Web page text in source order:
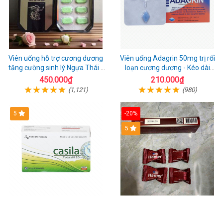
Viên uống hỗ trợ cương dương
tăng cường sinh lý Ngựa Thái -
Hộp 10 viên
450.000₫
(1,121)
Viên uống Adagrin 50mg trị rối
loạn cương dương - Kéo dài
quan hệ
210.000₫
(980)
5 -20%
5